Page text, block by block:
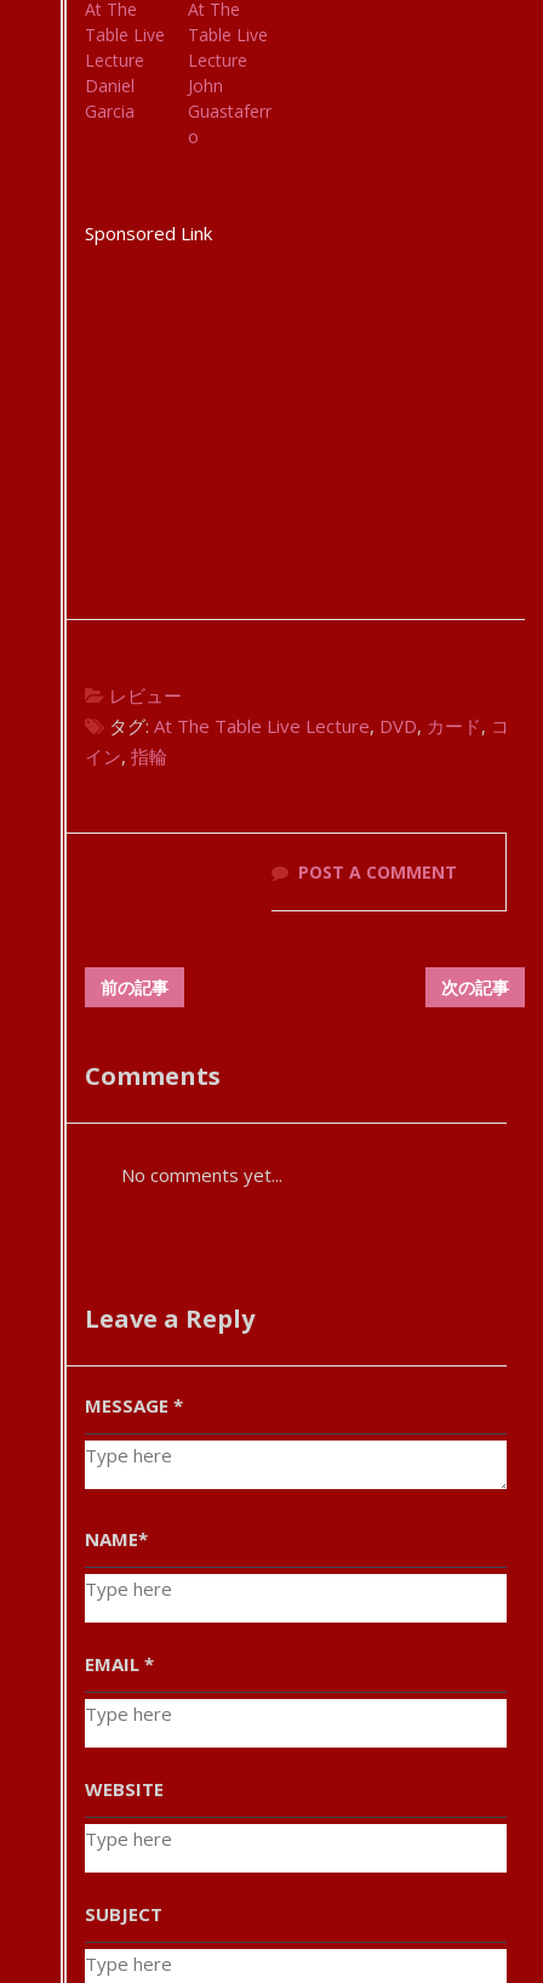
At The
Table Live
Lecture
Daniel
Garcia
At The
Table Live
Lecture
John
Guastaferr
o
Sponsored Link
レビュー
タグ: At The Table Live Lecture, DVD, カード, コ
イン, 指輪
POST A COMMENT
前の記事 次の記事
Comments
No comments yet...
Leave a Reply
MESSAGE *
NAME*
EMAIL *
WEBSITE
SUBJECT